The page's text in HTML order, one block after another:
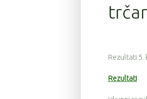
Rezultati 5.
Rezultati